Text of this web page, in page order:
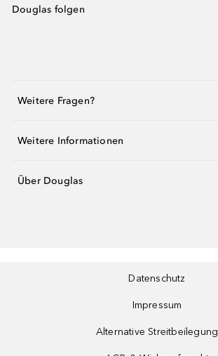
Douglas folgen
Weitere Fragen?
Weitere Informationen
Über Douglas
Datenschutz
Impressum
Alternative Streitbeilegung